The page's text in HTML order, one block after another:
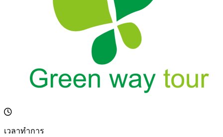
เวลาทำการ